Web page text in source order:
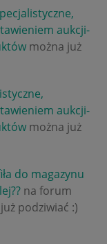
aukcji-
można już
aukcji-
można już
do magazynu
na forum
podziwiać :)